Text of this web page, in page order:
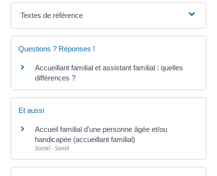
Textes de référence
Questions ? Réponses !
Accueillant familial et assistant familial : quelles
différences ?
Et aussi
Accueil familial d'une personne âgée et/ou
handicapée (accueillant familial)
Social - Santé